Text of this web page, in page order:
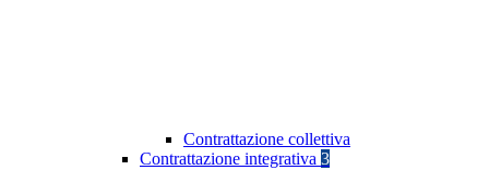
Contrattazione collettiva
Contrattazione integrativa 3